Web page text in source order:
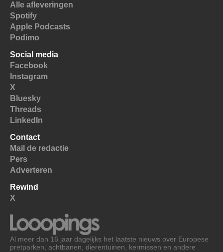
Alle afleveringen
Spotify
Apple Podcasts
Podimo
Social media
Facebook
Instagram
X
Bluesky
Threads
LinkedIn
Contact
Mail de redactie
Pers
Adverteren
Rewind
X
Al meer dan 16 jaar dagelijks het laatste nieuws over Europese
pretparken, achtbanen, dierentuinen, kermissen en andere